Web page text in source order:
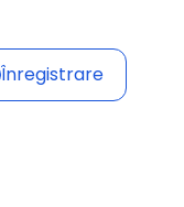
Înregistrare